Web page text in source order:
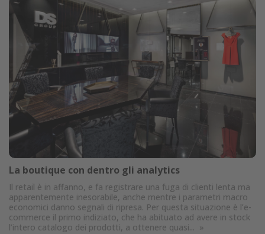
La boutique con dentro gli analytics
Il retail è in affanno, e fa registrare una fuga di clienti lenta ma
apparentemente inesorabile, anche mentre i parametri macro
economici danno segnali di ripresa. Per questa situazione è l’e-
commerce il primo indiziato, che ha abituato ad avere in stock
l’intero catalogo dei prodotti, a ottenere quasi... »